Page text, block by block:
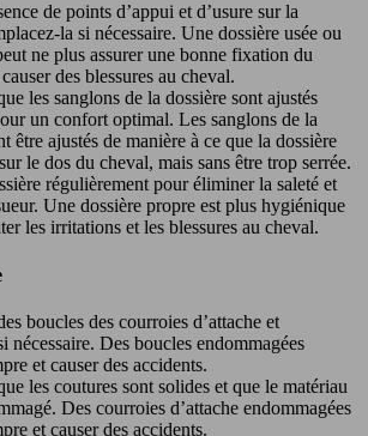
de points d’appui et d’usure sur la
la si nécessaire. Une dossière usée ou
ne plus assurer une bonne fixation du
des blessures au cheval.
les sanglons de la dossière sont ajustés
un confort optimal. Les sanglons de la
être ajustés de manière à ce que la dossière
le dos du cheval, mais sans être trop serrée.
régulièrement pour éliminer la saleté et
Une dossière propre est plus hygiénique
les irritations et les blessures au cheval.
boucles des courroies d’attache et
nécessaire. Des boucles endommagées
et causer des accidents.
les coutures sont solides et que le matériau
Des courroies d’attache endommagées
et causer des accidents.